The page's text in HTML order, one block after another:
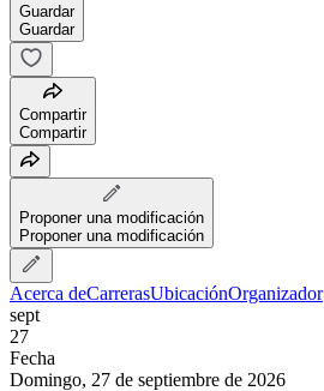
Guardar
Guardar
Compartir
Compartir
Proponer una modificación
Proponer una modificación
Acerca deCarrerasUbicaciónOrganizador
sept
27
Fecha
Domingo, 27 de septiembre de 2026